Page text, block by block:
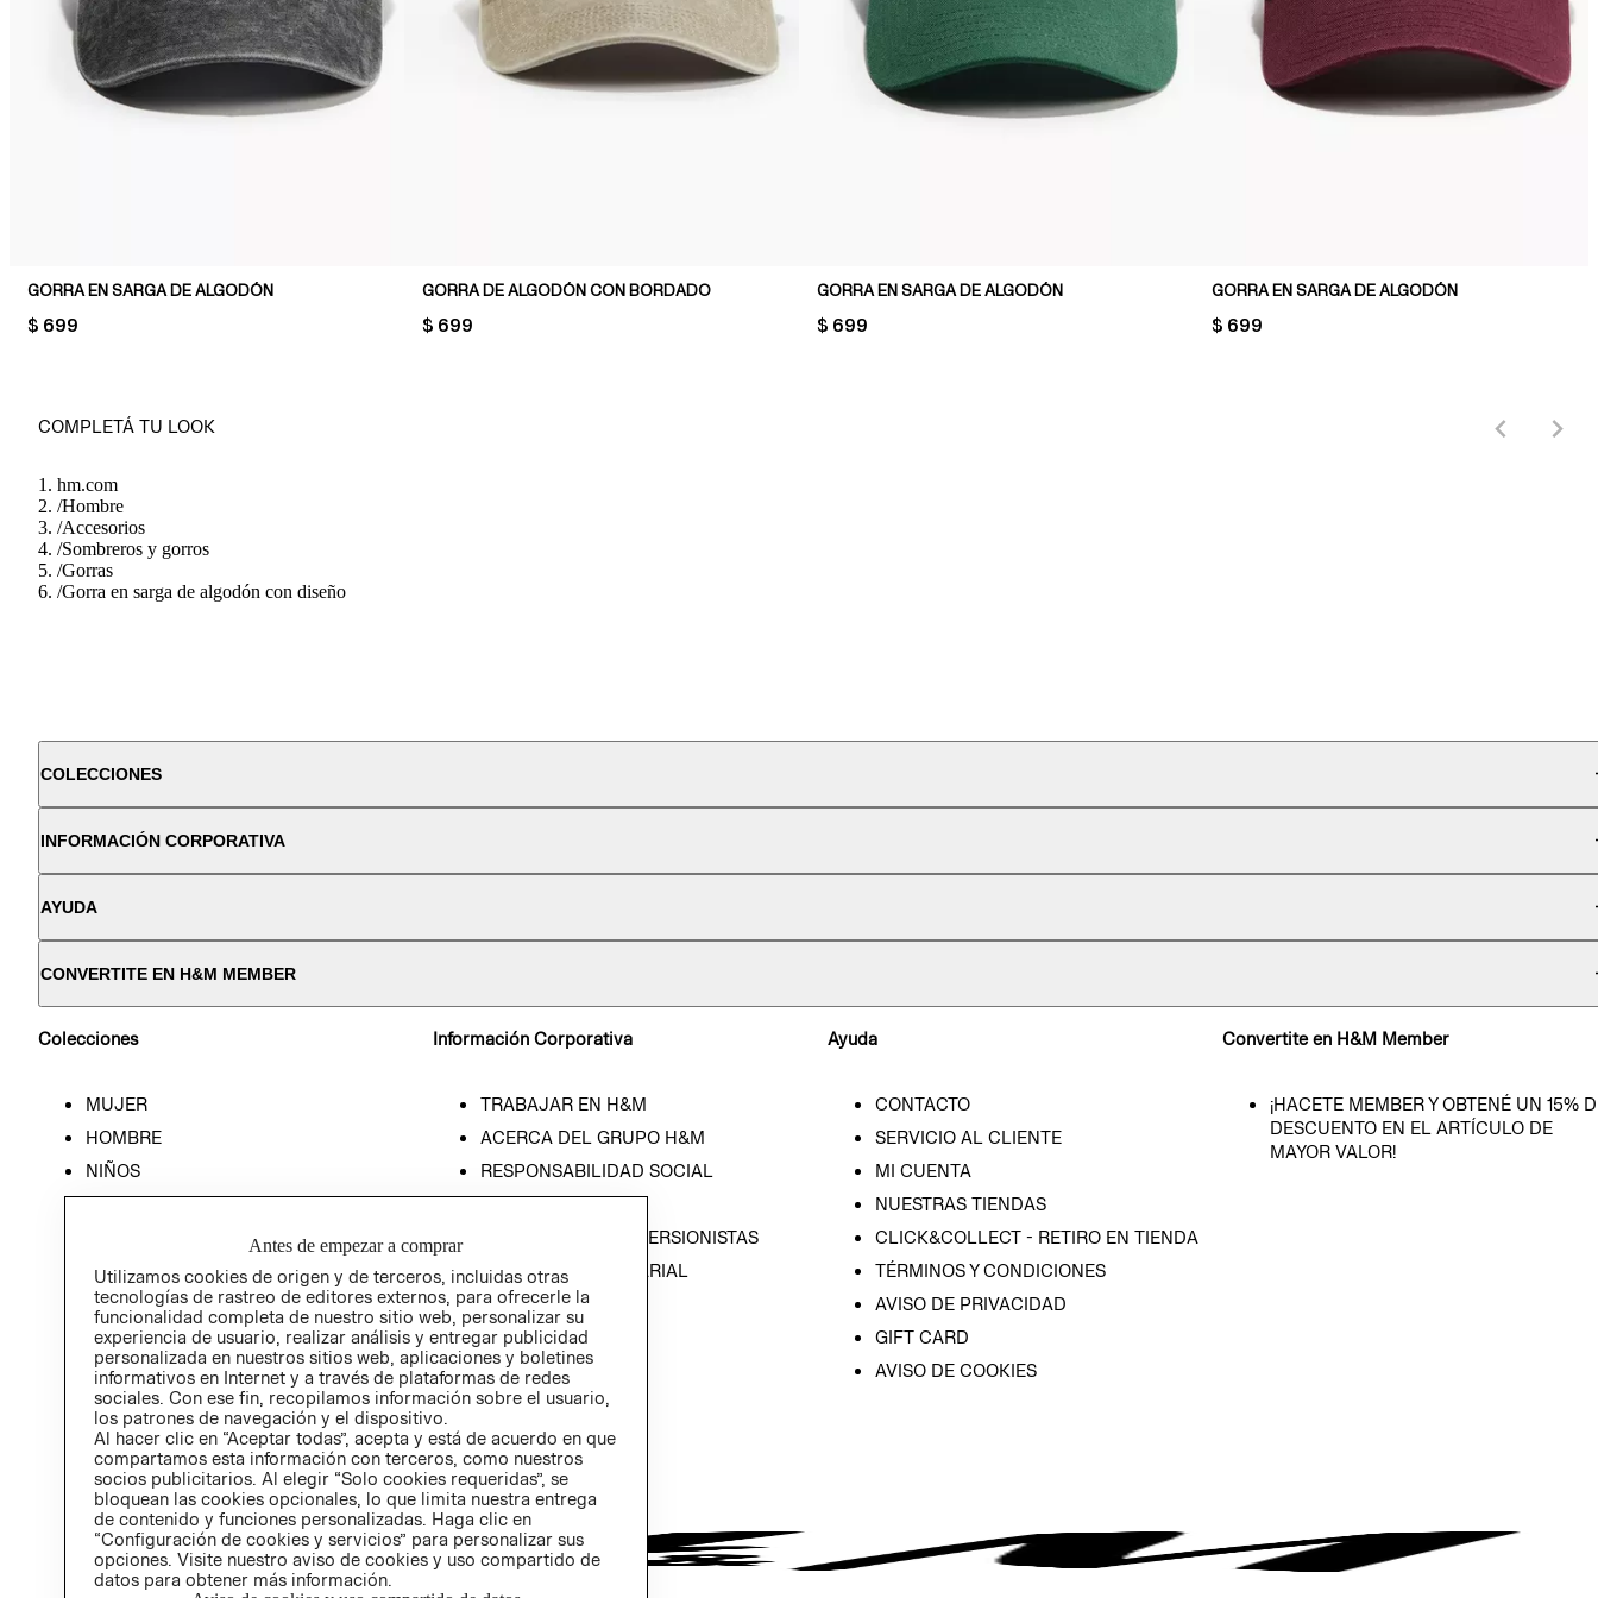
GORRA EN SARGA DE ALGODÓN
PRICE:
$ 699
GORRA DE ALGODÓN CON BORDADO
PRICE:
$ 699
GORRA EN SARGA DE ALGODÓN
PRICE:
$ 699
GORRA EN SARGA DE ALGODÓN
PRICE:
$ 699
COMPLETÁ TU LOOK
hm.com
/Hombre
/Accesorios
/Sombreros y gorros
/Gorras
/Gorra en sarga de algodón con diseño
COLECCIONES
INFORMACIÓN CORPORATIVA
AYUDA
CONVERTITE EN H&M MEMBER
Colecciones
MUJER
HOMBRE
NIÑOS
HOME
Información Corporativa
TRABAJAR EN H&M
ACERCA DEL GRUPO H&M
RESPONSABILIDAD SOCIAL
PRENSA
RELACIÓN CON INVERSIONISTAS
POLÍTICA EMPRESARIAL
Ayuda
CONTACTO
SERVICIO AL CLIENTE
MI CUENTA
NUESTRAS TIENDAS
CLICK&COLLECT - RETIRO EN TIENDA
TÉRMINOS Y CONDICIONES
AVISO DE PRIVACIDAD
GIFT CARD
AVISO DE COOKIES
Convertite en H&M Member
¡HACETE MEMBER Y OBTENÉ UN 15%
DESCUENTO EN EL ARTÍCULO DE
MAYOR VALOR!
Antes de empezar a comprar
Utilizamos cookies de origen y de terceros, incluidas otras
tecnologías de rastreo de editores externos, para ofrecerle la
funcionalidad completa de nuestro sitio web, personalizar su
experiencia de usuario, realizar análisis y entregar publicidad
personalizada en nuestros sitios web, aplicaciones y boletines
informativos en Internet y a través de plataformas de redes
sociales. Con ese fin, recopilamos información sobre el usuario,
los patrones de navegación y el dispositivo.
Al hacer clic en “Aceptar todas”, acepta y está de acuerdo en que
compartamos esta información con terceros, como nuestros
socios publicitarios. Al elegir “Solo cookies requeridas”, se
bloquean las cookies opcionales, lo que limita nuestra entrega
de contenido y funciones personalizadas. Haga clic en
“Configuración de cookies y servicios” para personalizar sus
opciones. Visite nuestro aviso de cookies y uso compartido de
datos para obtener más información.